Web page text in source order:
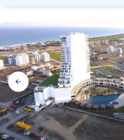
Galerij
navigatie